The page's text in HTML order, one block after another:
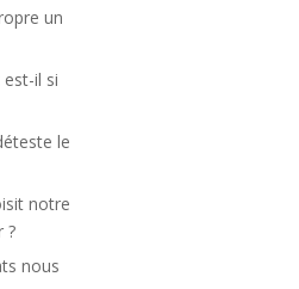
un
il si
le
notre
?
nous